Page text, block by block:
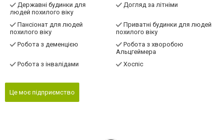
Державні будинки для
людей похилого віку
Догляд за літніми
Пансіонат для людей
похилого віку
Приватні будинки для людей
похилого віку
Робота з деменцією
Робота з хворобою
Альцгеймера
Робота з інвалідами
Хоспіс
Це моє підприємство